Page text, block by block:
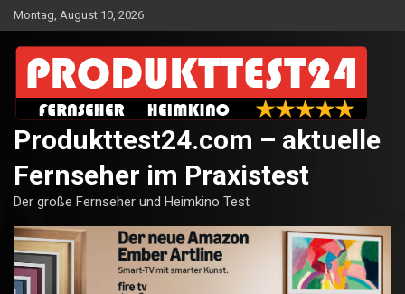
Skip
to
content
Montag, August 10, 2026
Produkttest24.com – aktuelle
Fernseher im Praxistest
Der große Fernseher und Heimkino Test